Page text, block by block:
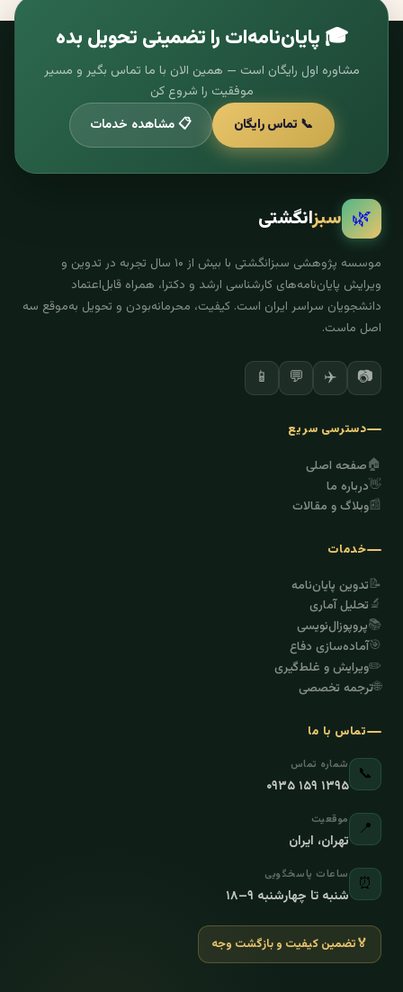
🎓 پایان‌نامه‌ات را تضمینی تحویل بده
مشاوره اول رایگان است — همین الان با ما تماس بگیر و مسیر
موفقیت را شروع کن
📞 تماس رایگان
📋 مشاهده خدمات
🌿 سبزانگشتی
موسسه پژوهشی سبزانگشتی با بیش از ۱۰ سال تجربه در تدوین و
ویرایش پایان‌نامه‌های کارشناسی ارشد و دکترا، همراه قابل‌اعتماد
دانشجویان سراسر ایران است. کیفیت، محرمانه‌بودن و تحویل به‌موقع سه
اصل ماست.
📷
✈️
💬
📱
دسترسی سریع
🏠صفحه اصلی
👋درباره ما
📰وبلاگ و مقالات
خدمات
📝تدوین پایان‌نامه
🔬تحلیل آماری
📚پروپوزال‌نویسی
🎯آماده‌سازی دفاع
✏️ویرایش و غلط‌گیری
🌐ترجمه تخصصی
تماس با ما
📞 شماره تماس
۰۹۳۵ ۱۵۹ ۱۳۹۵
📍 موقعیت
تهران، ایران
⏰ ساعات پاسخگویی
شنبه تا چهارشنبه ۹–۱۸
🏅تضمین کیفیت و بازگشت وجه